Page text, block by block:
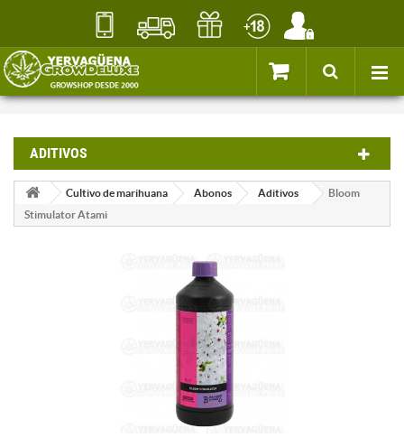
ADITIVOS
Cultivo de marihuana Abonos Aditivos
Bloom
Stimulator Atami